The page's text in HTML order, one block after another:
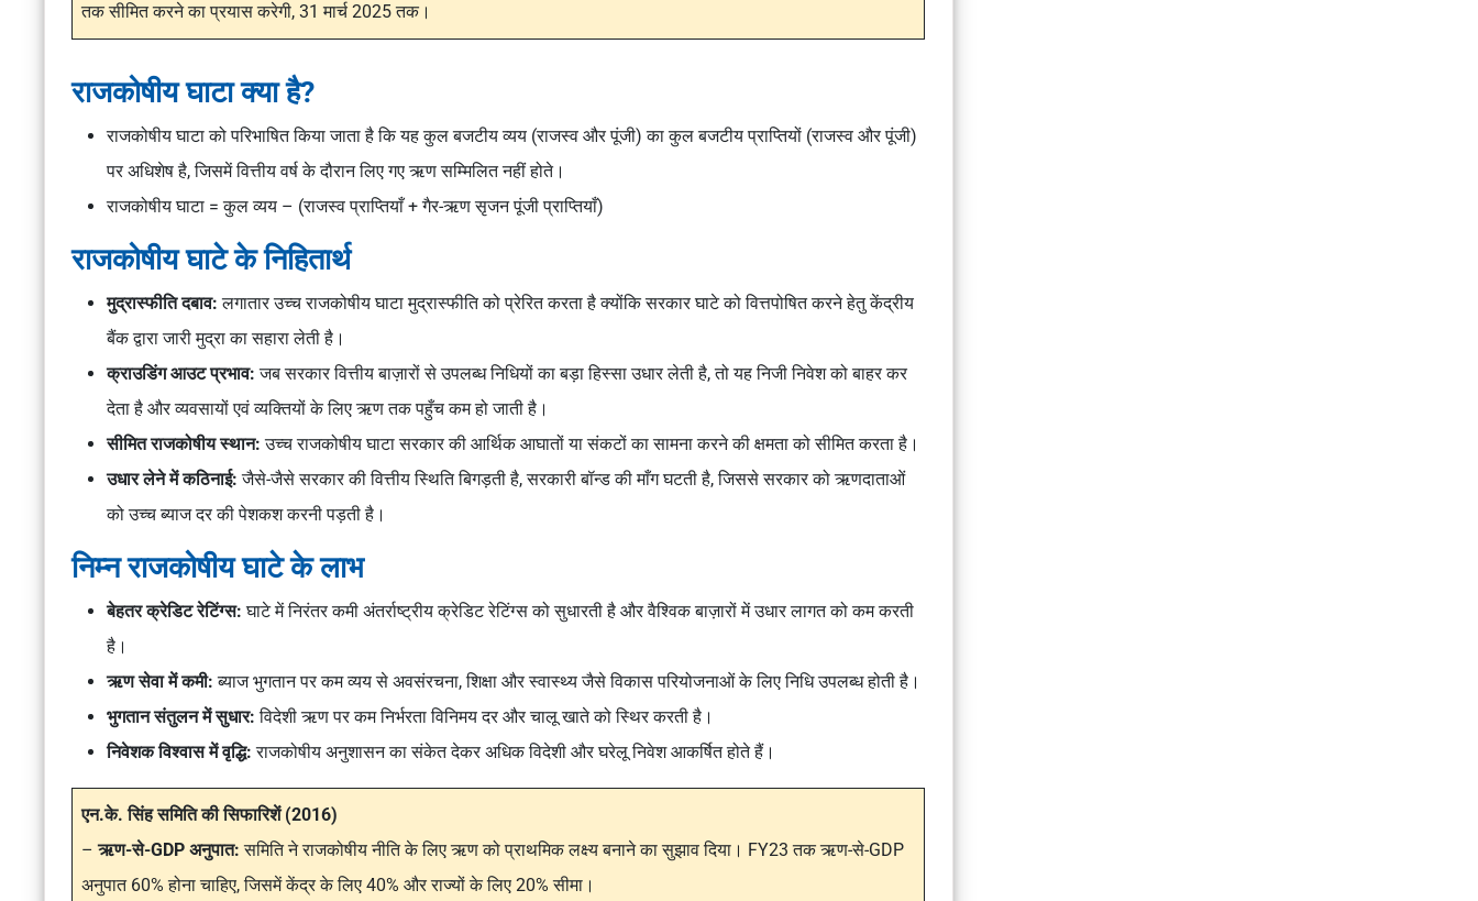
तक सीमित करने का प्रयास करेगी, 31 मार्च 2025 तक।
राजकोषीय घाटा क्या है?
राजकोषीय घाटा को परिभाषित किया जाता है कि यह कुल बजटीय व्यय (राजस्व और पूंजी) का कुल बजटीय प्राप्तियों (राजस्व और पूंजी)
पर अधिशेष है, जिसमें वित्तीय वर्ष के दौरान लिए गए ऋण सम्मिलित नहीं होते।
राजकोषीय घाटा = कुल व्यय – (राजस्व प्राप्तियाँ + गैर-ऋण सृजन पूंजी प्राप्तियाँ)
राजकोषीय घाटे के निहितार्थ
मुद्रास्फीति दबाव:लगातार उच्च राजकोषीय घाटा मुद्रास्फीति को प्रेरित करता है क्योंकि सरकार घाटे को वित्तपोषित करने हेतु केंद्रीय
बैंक द्वारा जारी मुद्रा का सहारा लेती है।
क्राउडिंग आउट प्रभाव:जब सरकार वित्तीय बाज़ारों से उपलब्ध निधियों का बड़ा हिस्सा उधार लेती है, तो यह निजी निवेश को बाहर कर
देता है और व्यवसायों एवं व्यक्तियों के लिए ऋण तक पहुँच कम हो जाती है।
सीमित राजकोषीय स्थान:उच्च राजकोषीय घाटा सरकार की आर्थिक आघातों या संकटों का सामना करने की क्षमता को सीमित करता है।
उधार लेने में कठिनाई:जैसे-जैसे सरकार की वित्तीय स्थिति बिगड़ती है, सरकारी बॉन्ड की माँग घटती है, जिससे सरकार को ऋणदाताओं
को उच्च ब्याज दर की पेशकश करनी पड़ती है।
निम्न राजकोषीय घाटे के लाभ
बेहतर क्रेडिट रेटिंग्स:घाटे में निरंतर कमी अंतर्राष्ट्रीय क्रेडिट रेटिंग्स को सुधारती है और वैश्विक बाज़ारों में उधार लागत को कम करती
है।
ऋण सेवा में कमी:ब्याज भुगतान पर कम व्यय से अवसंरचना, शिक्षा और स्वास्थ्य जैसे विकास परियोजनाओं के लिए निधि उपलब्ध होती है।
भुगतान संतुलन में सुधार:विदेशी ऋण पर कम निर्भरता विनिमय दर और चालू खाते को स्थिर करती है।
निवेशक विश्वास में वृद्धि:राजकोषीय अनुशासन का संकेत देकर अधिक विदेशी और घरेलू निवेश आकर्षित होते हैं।
एन.के. सिंह समिति की सिफारिशें (2016)
–ऋण-से-GDP अनुपात:समिति ने राजकोषीय नीति के लिए ऋण को प्राथमिक लक्ष्य बनाने का सुझाव दिया। FY23 तक ऋण-से-GDP
अनुपात 60% होना चाहिए, जिसमें केंद्र के लिए 40% और राज्यों के लिए 20% सीमा।